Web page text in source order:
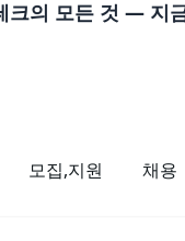
크의 모든 것 — 지
모집,지원 채용